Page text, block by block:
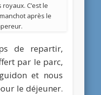
C’est le
après le
de repartir,
par le parc,
et nous
le déjeuner.